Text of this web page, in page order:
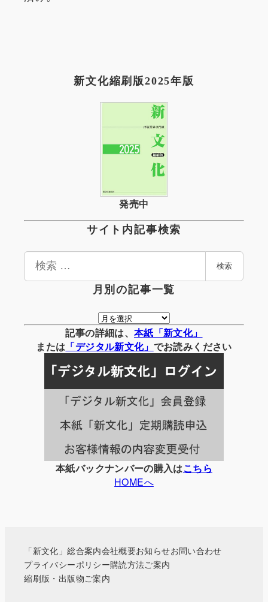
新文化縮刷版2025年版
発売中
サイト内記事検索
検
検索
月別の記事一覧
月
別
の
事
一
覧
記事の詳細は、 本紙「新文化」
または 「デジタル新文化」 でお読みください
本紙バックナンバーの購入はこちら
HOMEへ
「新文化」総合案内会社概要お知らせお問い合わせ
プライバシーポリシー購読方法ご案内
縮刷版・出版物ご案内